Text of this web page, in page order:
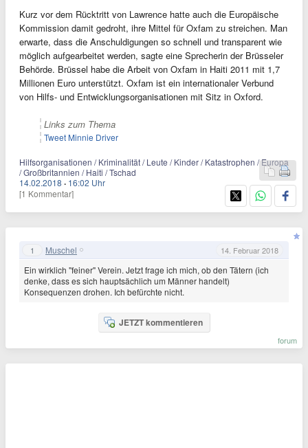
Kurz vor dem Rücktritt von Lawrence hatte auch die Europäische
Kommission damit gedroht, ihre Mittel für Oxfam zu streichen. Man
erwarte, dass die Anschuldigungen so schnell und transparent wie
möglich aufgearbeitet werden, sagte eine Sprecherin der Brüsseler
Behörde. Brüssel habe die Arbeit von Oxfam in Haiti 2011 mit 1,7
Millionen Euro unterstützt. Oxfam ist ein internationaler Verbund
von Hilfs- und Entwicklungsorganisationen mit Sitz in Oxford.
Links zum Thema
Tweet Minnie Driver
Hilfsorganisationen / Kriminalität / Leute / Kinder / Katastrophen / Europa
/ Großbritannien / Haiti / Tschad
14.02.2018 · 16:02 Uhr
[1 Kommentar]
1 Muschel 14. Februar 2018
Ein wirklich "feiner" Verein. Jetzt frage ich mich, ob den Tätern (ich
denke, dass es sich hauptsächlich um Männer handelt)
Konsequenzen drohen. Ich befürchte nicht.
JETZT kommentieren
forum